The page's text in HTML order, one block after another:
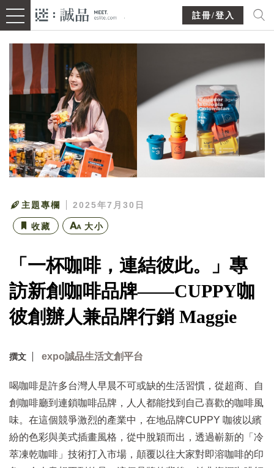
註冊/登入
主題專欄 2025年7月30日
收藏 大小
「一杯咖啡，連結彼此。」專
訪新創咖啡品牌——CUPPY咖
彼創辦人兼品牌行銷 Maggie
撰文 expo誠品生活文創平台
喝咖啡是許多台灣人早晨不可或缺的生活習慣，從超商、自
創咖啡廳到連鎖咖啡品牌，人人都能找到自己喜歡的咖啡風
味。在這個競爭激烈的產業中，在地品牌CUPPY 咖彼以繽
紛的色彩與美式插畫風格，從中脫穎而出，透過嶄新的「冷
萃凍乾咖啡」技術打入市場，顛覆以往大家對即溶咖啡的印